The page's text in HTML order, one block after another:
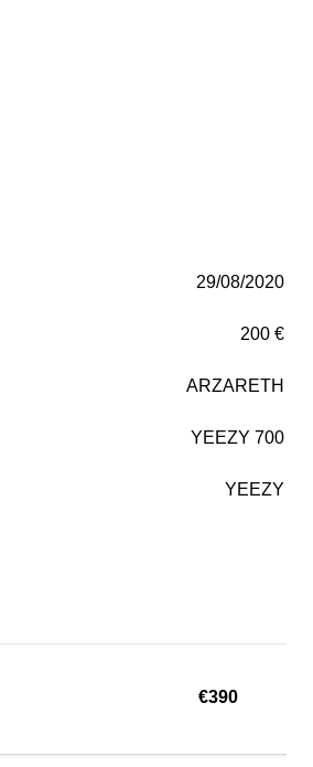
29/08/2020
200 €
ARZARETH
YEEZY 700
YEEZY
€390